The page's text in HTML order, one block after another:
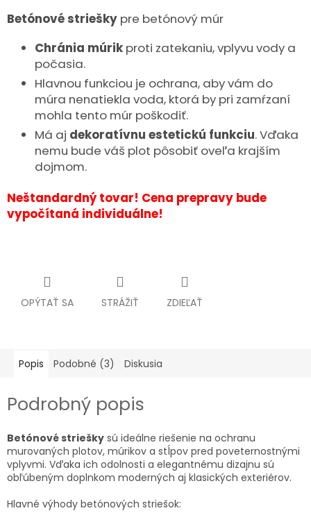
Betónové striešky pre betónový múr
Chránia múrik proti zatekaniu, vplyvu vody a
počasia.
Hlavnou funkciou je ochrana, aby vám do
múra nenatiekla voda, ktorá by pri zamŕzaní
mohla tento múr poškodiť.
Má aj dekoratívnu estetickú funkciu. Vďaka
nemu bude váš plot pôsobiť oveľa krajším
dojmom.
Neštandardný tovar! Cena prepravy bude
vypočítaná individuálne!
OPÝTAŤ SA STRÁŽIŤ ZDIEĽAŤ
Popis Podobné (3) Diskusia
Podrobný popis
Betónové striešky sú ideálne riešenie na ochranu
murovaných plotov, múrikov a stĺpov pred poveternostnými
vplyvmi. Vďaka ich odolnosti a elegantnému dizajnu sú
obľúbeným doplnkom moderných aj klasických exteriérov.
Hlavné výhody betónových striešok: